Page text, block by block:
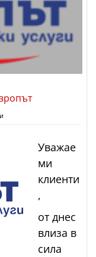
Уважае
ми
клиенти
,
от днес
влиза в
сила